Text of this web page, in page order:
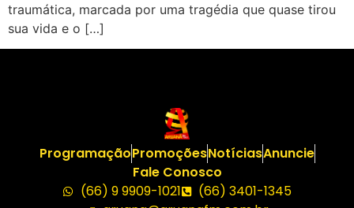
traumática, marcada por uma tragédia que quase tirou
sua vida e o […]
ProgramaçãoPromoçõesNotíciasAnuncie
Fale Conosco
(66) 9 9909-1021
(66) 3401-1345